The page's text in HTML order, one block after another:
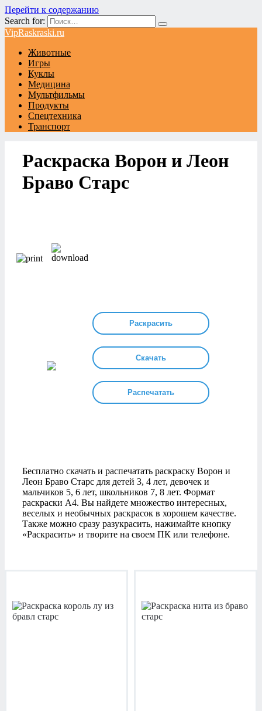
Перейти к содержанию
Search for:
VipRaskraski.ru
Животные
Игры
Куклы
Медицина
Мультфильмы
Продукты
Спецтехника
Транспорт
Раскраска Ворон и Леон
Браво Старс
Раскрасить
Скачать
Распечатать
Бесплатно скачать и распечатать раскраску Ворон и
Леон Браво Старс для детей 3, 4 лет, девочек и
мальчиков 5, 6 лет, школьников 7, 8 лет. Формат
раскраски А4. Вы найдете множество интересных,
веселых и необычных раскрасок в хорошем качестве.
Также можно сразу разукрасить, нажимайте кнопку
«Раскрасить» и творите на своем ПК или телефоне.